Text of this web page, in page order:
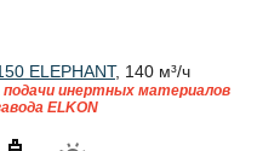
ELEPHANT, 140 м³/ч
инертных материалов
ELKON